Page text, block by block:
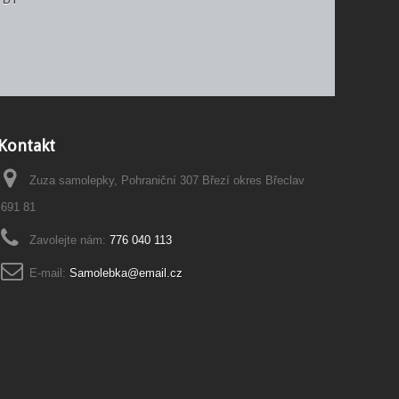
Kontakt
Zuza samolepky, Pohraniční 307 Březí okres Břeclav
691 81
Zavolejte nám: 776 040 113
E-mail: Samolebka@email.cz